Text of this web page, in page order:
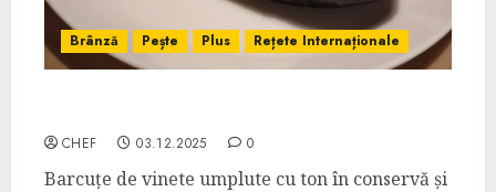
Brânză Pește Plus Rețete Internaționale
CHEF 03.12.2025 0
Barcuțe de vinete umplute cu ton în conservă și